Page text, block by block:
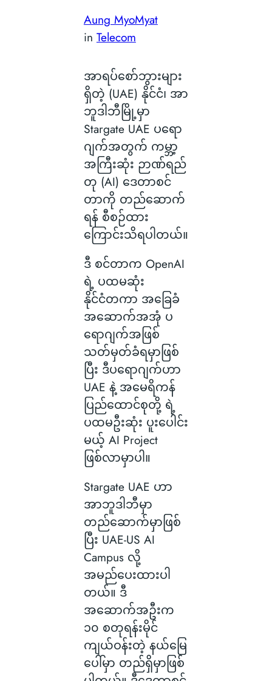
Aung MyoMyat
in Telecom
အာရပ်စော်ဘွားများ
ရှိတဲ့ (UAE) နိုင်ငံ၊ အာ
ဘူဒါဘီမြို့မှာ
Stargate UAE ပရော
ဂျက်အတွက် ကမ္ဘာ့
အကြီးဆုံး ဉာဏ်ရည်
တု (AI) ဒေတာစင်
တာကို တည်ဆောက်
ရန် စီစဉ်ထား
ကြောင်းသိရပါတယ်။
ဒီ စင်တာက OpenAI
ရဲ့ ပထမဆုံး
နိုင်ငံတကာ အခြေခံ
အဆောက်အအုံ ပ
ရောဂျက်အဖြစ်
သတ်မှတ်ခံရမှာဖြစ်
ပြီး ဒီပရောဂျက်ဟာ
UAE နဲ့ အမေရိကန်
ပြည်ထောင်စုတို့ ရဲ့
ပထမဦးဆုံး ပူးပေါင်း
မယ့် AI Project
ဖြစ်လာမှာပါ။
Stargate UAE ဟာ
အာဘူဒါဘီမှာ
တည်ဆောက်မှာဖြစ်
ပြီး UAE-US AI
Campus လို့
အမည်ပေးထားပါ
တယ်။ ဒီ
အဆောက်အဦးက
၁၀ စတုရန်းမိုင်
ကျယ်ဝန်းတဲ့ နယ်မြေ
ပေါ်မှာ တည်ရှိမှာဖြစ်